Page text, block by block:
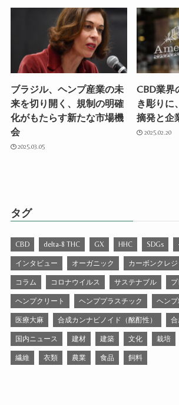
ブラジル、ヘンプ産業の未
来を切り開く、規制の明確
化がもたらす新たな市場機
会
2025.03.05
CBD業界
き彫りに
摘発と企
2025.02.20
タグ
CBD delta-8 THC GX HHC SDGs
インタビュー オーガニック カーボンクレジ
コラム コロナウイルス サステナブル
ヘンプクリート ヘンププラスチック ヘンプ
医療大麻 合成カンナビノイド（酩酊性）
国内ニュース 建材 建築 文化 栽培
繊維 衣類 農業 食品 飼料